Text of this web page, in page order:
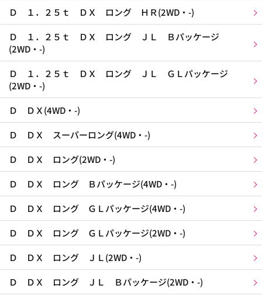
Ｄ １．２５ｔ ＤＸ ロング ＨＲ(2WD・-)
Ｄ １．２５ｔ ＤＸ ロング ＪＬ Ｂパッケージ
(2WD・-)
Ｄ １．２５ｔ ＤＸ ロング ＪＬ ＧＬパッケージ
(2WD・-)
Ｄ ＤＸ(4WD・-)
Ｄ ＤＸ スーパーロング(4WD・-)
Ｄ ＤＸ ロング(2WD・-)
Ｄ ＤＸ ロング Ｂパッケージ(4WD・-)
Ｄ ＤＸ ロング ＧＬパッケージ(4WD・-)
Ｄ ＤＸ ロング ＧＬパッケージ(2WD・-)
Ｄ ＤＸ ロング ＪＬ(2WD・-)
Ｄ ＤＸ ロング ＪＬ Ｂパッケージ(2WD・-)